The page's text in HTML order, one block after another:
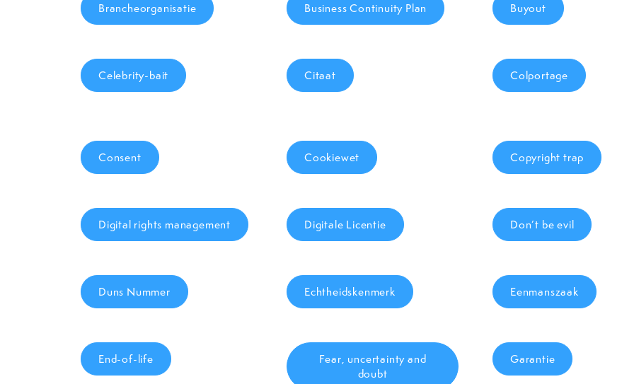
Brancheorganisatie Business Continuity Plan Buyout
Celebrity-bait Citaat Colportage
Consent Cookiewet Copyright trap
Digital rights management Digitale Licentie Don’t be evil
Duns Nummer Echtheidskenmerk Eenmanszaak
End-of-life
Fear, uncertainty and
doubt
Garantie